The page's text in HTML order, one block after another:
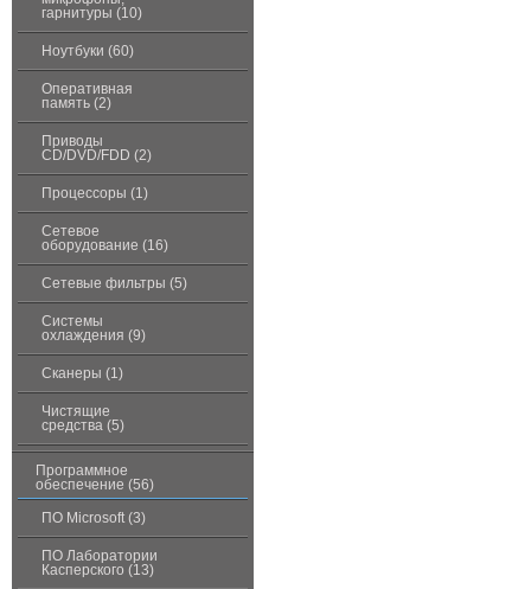
гарнитуры (10)
Ноутбуки (60)
Оперативная
память (2)
Приводы
CD/DVD/FDD (2)
Процессоры (1)
Сетевое
оборудование (16)
Сетевые фильтры (5)
Системы
охлаждения (9)
Сканеры (1)
Чистящие
средства (5)
Программное
обеспечение (56)
ПО Microsoft (3)
ПО Лаборатории
Касперского (13)